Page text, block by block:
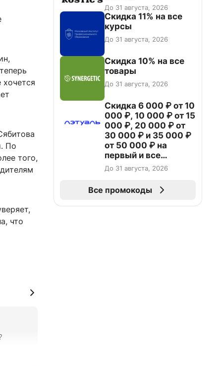
По
того,
что
До 31 августа, 2026
Скидка 11% на все
курсы
До 31 августа, 2026
Скидка 10% на все
товары
До 31 августа, 2026
Скидка 6 000 ₽ от 10
000 ₽, 10 000 ₽ от 15
000 ₽, 20 000 ₽ от
30 000 ₽ и 35 000 ₽
от 50 000 ₽ на
первый и все
повторные заказы по
промокоду НАБЕРИ
До 31 августа, 2026
Все промокоды